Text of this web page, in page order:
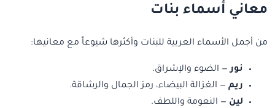
معاني أسماء بنات
من أجمل الأسماء العربية للبنات وأكثرها شيوعاً مع معانيها:
نور— الضوء والإشراق.
ريم — الغزالة البيضاء، رمز الجمال والرشاقة.
لين — النعومة واللطف.